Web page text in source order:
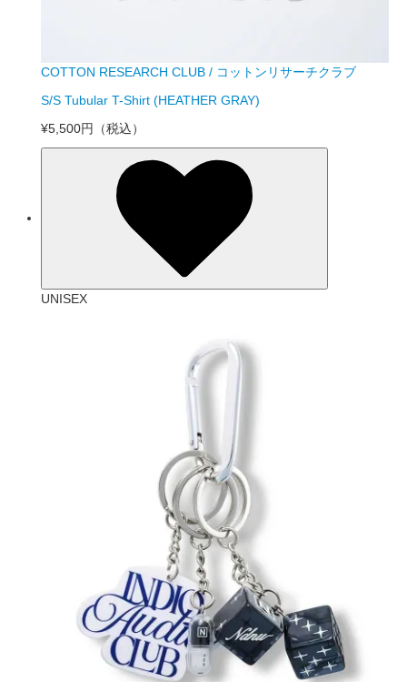
COTTON RESEARCH CLUB / コットンリサーチクラブ
S/S Tubular T-Shirt (HEATHER GRAY)
¥5,500円
（税込）
UNISEX